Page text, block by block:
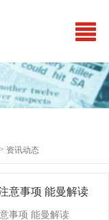
> 资讯动态
意事项 能曼解读
事项 能曼解读